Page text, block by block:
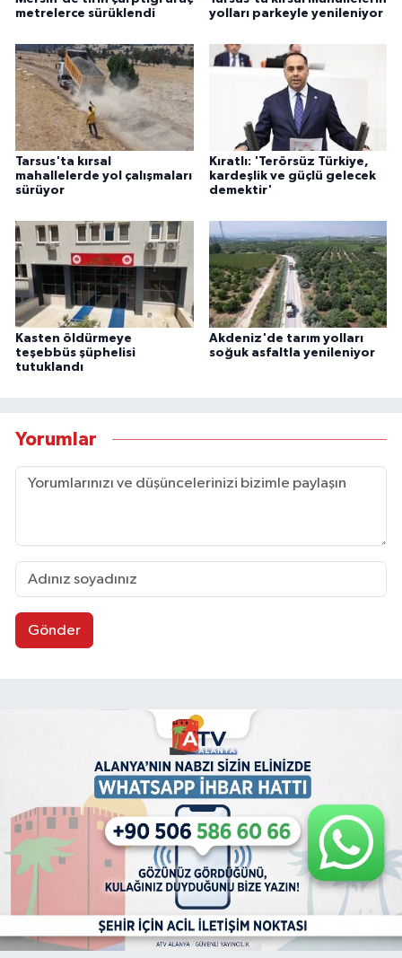
metrelerce sürüklendi
yolları parkeyle yenileniyor
Tarsus'ta kırsal
mahallelerde yol çalışmaları
sürüyor
Kıratlı: 'Terörsüz Türkiye,
kardeşlik ve güçlü gelecek
demektir'
Kasten öldürmeye
teşebbüs şüphelisi
tutuklandı
Akdeniz'de tarım yolları
soğuk asfaltla yenileniyor
Yorumlar
Gönder